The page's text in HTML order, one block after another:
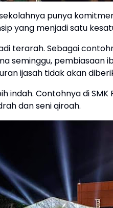
punya
yang menjadi satu
terarah. Sebagai
seminggu, pembiasaan
ijasah tidak akan
indah. Contohnya di
dan seni qiroah.